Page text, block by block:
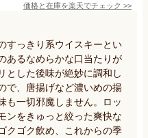
価格と在庫を楽天でチェック >>
すっきり系ウイスキーとい
あるなめらかな口当たりが
とした後味が絶妙に調和し
で、唐揚げなど濃いめの揚
も一切邪魔しません。ロッ
ンをきゅっと絞った爽快な
クゴク飲め、これからの季